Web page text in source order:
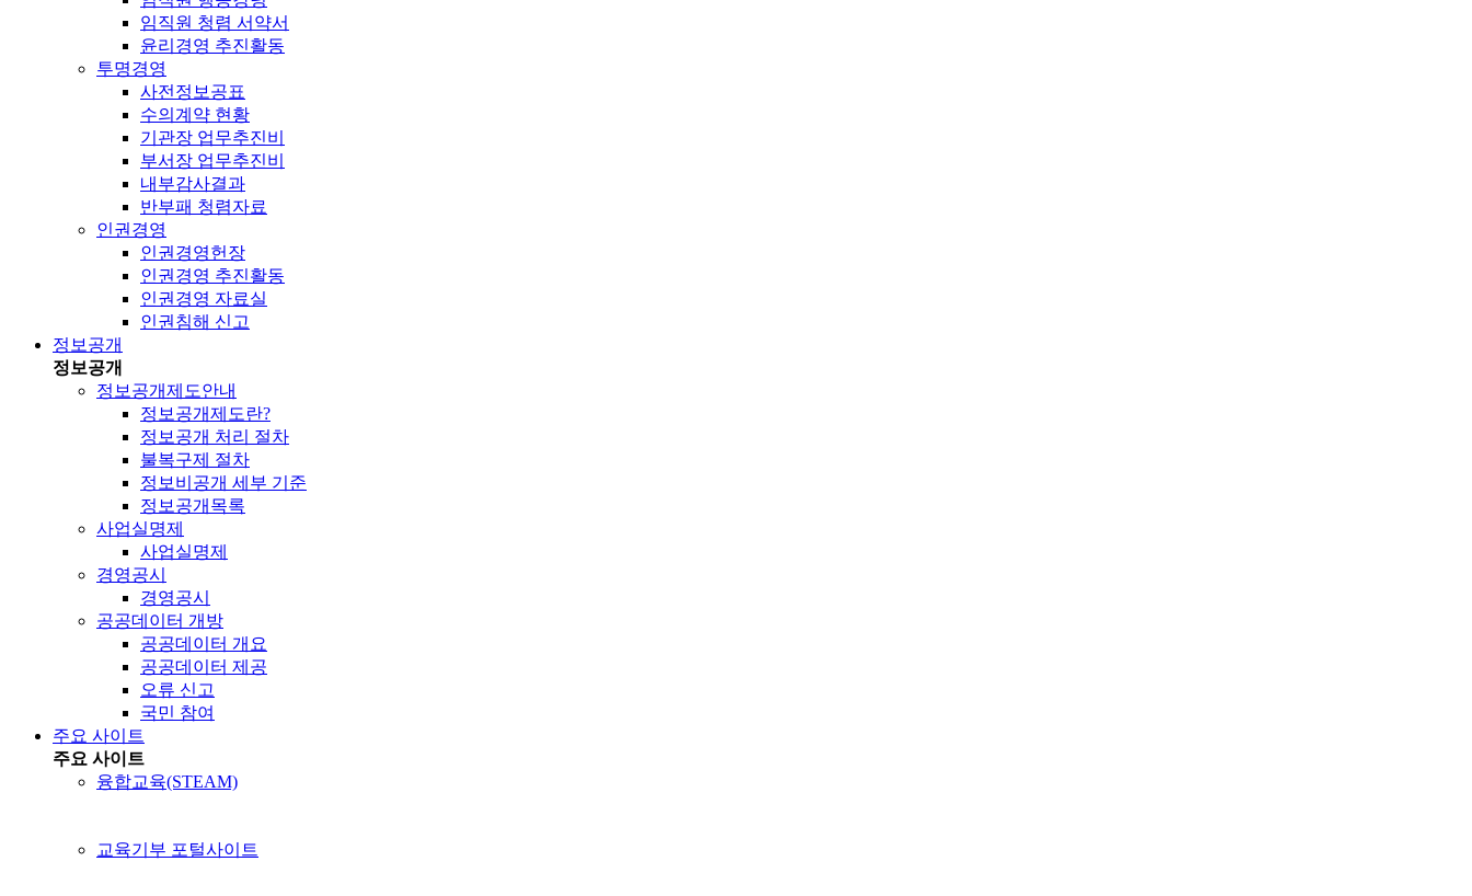
임직원 청렴 서약서
윤리경영 추진활동
투명경영
사전정보공표
수의계약 현황
기관장 업무추진비
부서장 업무추진비
내부감사결과
반부패 청렴자료
인권경영
인권경영헌장
인권경영 추진활동
인권경영 자료실
인권침해 신고
정보공개
정보공개
정보공개제도안내
정보공개제도란?
정보공개 처리 절차
불복구제 절차
정보비공개 세부 기준
정보공개목록
사업실명제
사업실명제
경영공시
경영공시
공공데이터 개방
공공데이터 개요
공공데이터 제공
오류 신고
국민 참여
주요 사이트
주요 사이트
융합교육(STEAM)
교육기부 포털사이트